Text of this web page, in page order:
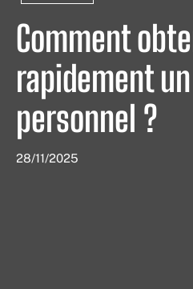
Comment
rapidement
personnel ?
28/11/2025